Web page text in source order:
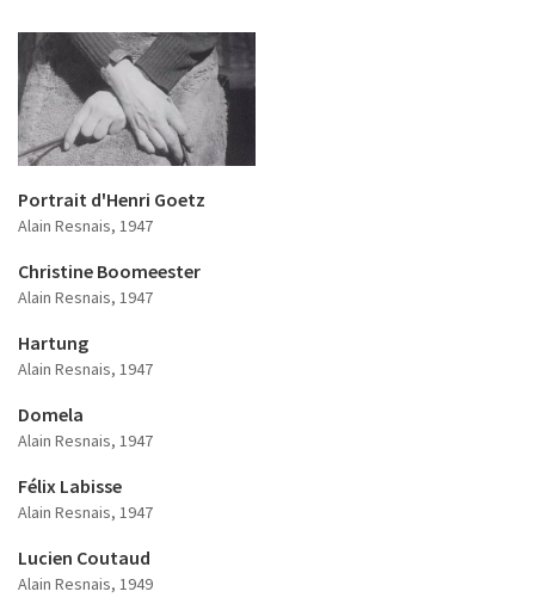
Portrait d'Henri Goetz
Alain Resnais, 1947
Christine Boomeester
Alain Resnais, 1947
Hartung
Alain Resnais, 1947
Domela
Alain Resnais, 1947
Félix Labisse
Alain Resnais, 1947
Lucien Coutaud
Alain Resnais, 1949